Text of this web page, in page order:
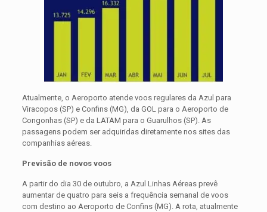
Atualmente, o Aeroporto atende voos regulares da Azul para
Viracopos (SP) e Confins (MG), da GOL para o Aeroporto de
Congonhas (SP) e da LATAM para o Guarulhos (SP). As
passagens podem ser adquiridas diretamente nos sites das
companhias aéreas.
Previsão de novos voos
A partir do dia 30 de outubro, a Azul Linhas Aéreas prevê
aumentar de quatro para seis a frequência semanal de voos
com destino ao Aeroporto de Confins (MG). A rota, atualmente